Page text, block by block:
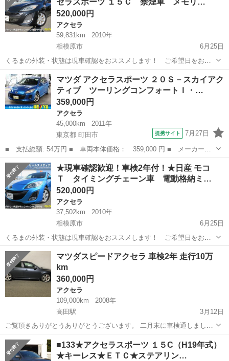
セラスポーツ １５Ｃ 禁煙車 メモリ…
520,000円
アクセラ
59,831km
2010年
相模原市
6月25日
くるまの外装・状態は現車確認をおススメします！ ご希望日をお問
合せください。 ◎分割OK！オートローン取り扱い ■ 支払総額: 52万
円 ■ 車両本体価格： 348,000 円 ■ メーカー名： マツダ ■ 車
種...
神奈川 相模原市 アクセラ Bluetooth
マツダ アクセラスポーツ ２０Ｓ－スカイアク
ティブ ツーリングコンフォートＩ・…
359,000円
アクセラ
45,000km
2011年
東京都 町田市
提携サイト 7月27日
■ 支払総額: 54万円 ■ 車両本体価格： 359,000 円 ■ メーカー
名： マツダ ■ 車種名： アクセラスポーツ ■ グレード名： ２
０Ｓ－スカイアクティブ ツーリングコンフォートＩ・ＩＩパッケー
ジ ＥＴＣ ＢＳ...
東京 町田市 アクセラ
★現車確認歓迎！車検2年付！★日産 モコ
Ｔ タイミングチェーン車 電動格納ミ…
520,000円
アクセラ
37,502km
2010年
相模原市
6月25日
くるまの外装・状態は現車確認をおススメします！ ご希望日をお問
合せください。 ◎分割OK！オートローン取り扱い ■ 支払総額: 52万
円 ■ 車両本体価格： 348,000 円 ■ メーカー名： マツダ ■ 車
種...
神奈川 相模原市 アクセラ 車両
マツダスピードアクセラ 車検2年 走行10万
km
360,000円
アクセラ
109,000km
2008年
高田駅
3月12日
ご覧頂きありがとうありがとうございます。 二月末に車検通しまし
た。社外マフラー社外エアクリ defiブースト計 ETC ローHID ダウンサ
ス入ってます。 シフト操作には問題ありませんがシフトケーブルは難
ありなので交換をおす...
神奈川 横浜市 高田駅
■133★アクセラスポーツ １５C（H19年式）
★キーレス★ＥＴＣ★ステアリン…